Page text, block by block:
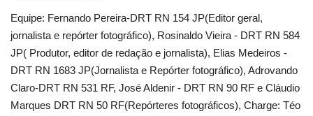
Entretenimento
Economia
Esportes
Equipe: Fernando Pereira-DRT RN 154 JP(Editor geral,
jornalista e repórter fotográfico), Rosinaldo Vieira - DRT RN 584
JP( Produtor, editor de redação e jornalista), Elias Medeiros -
DRT RN 1683 JP(Jornalista e Repórter fotográfico), Adrovando
Claro-DRT RN 531 RF, José Aldenir - DRT RN 90 RF e Cláudio
Marques DRT RN 50 RF(Repórteres fotográficos), Charge: Téo